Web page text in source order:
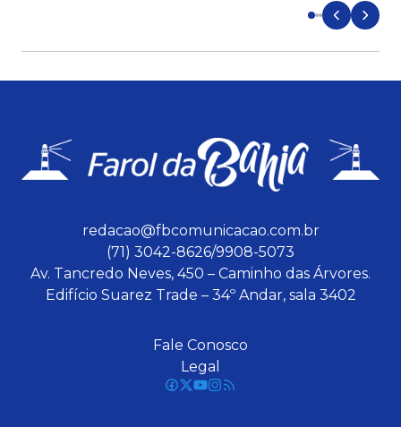
redacao@fbcomunicacao.com.br
(71) 3042-8626/9908-5073
Av. Tancredo Neves, 450 – Caminho das Árvores.
Edifício Suarez Trade – 34º Andar, sala 3402
Fale Conosco
Legal